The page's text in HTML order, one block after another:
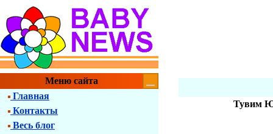
Меню сайта
Главная
Контакты
Весь блог
Тувим